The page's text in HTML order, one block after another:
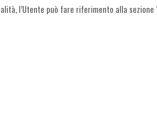
l’Utente può fare riferimento alla